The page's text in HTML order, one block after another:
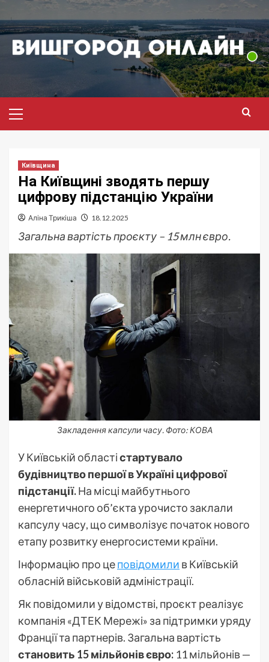
до
вмісту
меню
Київщина
На Київщині зводять першу
цифрову підстанцію України
Аліна Трикіша 18.12.2025
Загальна вартість проєкту – 15 млн євро.
Закладення капсули часу. Фото: КОВА
У Київській областістартувало
будівництво першої в Україні цифрової
підстанції.На місці майбутнього
енергетичного об’єкта урочисто заклали
капсулу часу, що символізує початок нового
етапу розвитку енергосистеми країни.
Інформацію про цеповідомили в Київській
обласній військовій адміністрації.
Як повідомили у відомстві, проєкт реалізує
компанія «ДТЕК Мережі» за підтримки уряду
Франції та партнерів. Загальна вартість
становить 15 мільйонів євро: 11 мільйонів —